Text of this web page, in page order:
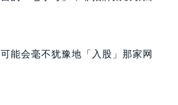
能会毫不犹豫地「入股」那家网